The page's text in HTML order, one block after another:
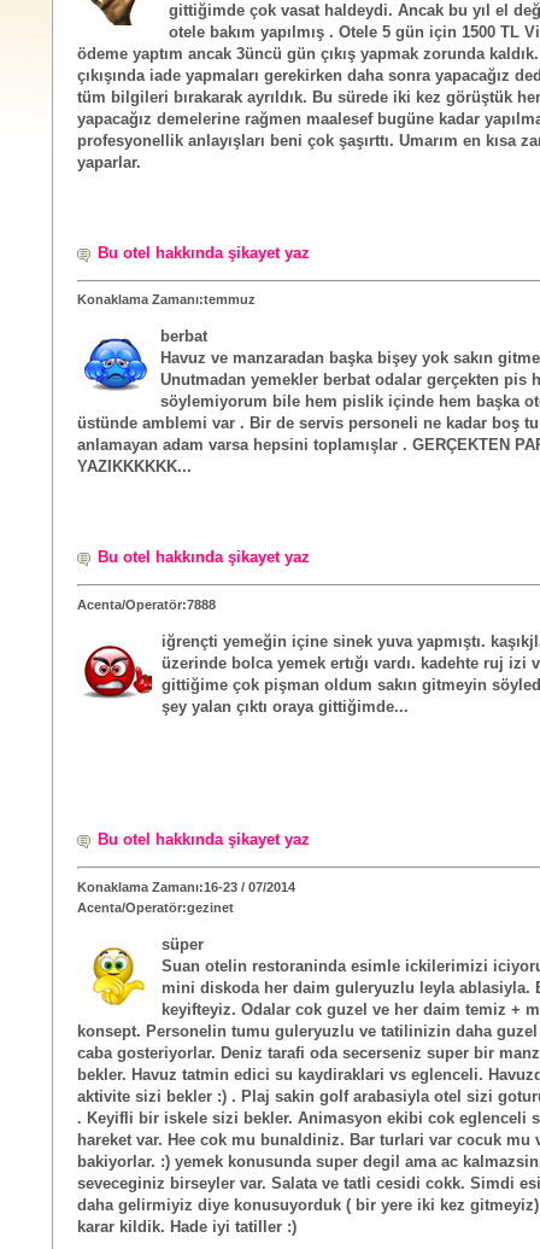
gittiğimde çok vasat haldeydi. Ancak bu yıl el
otele bakım yapılmış . Otele 5 gün için 1500 TL
ödeme yaptım ancak 3üncü gün çıkış yapmak zorunda
çıkışında iade yapmaları gerekirken daha sonra yapacağız
tüm bilgileri bırakarak ayrıldık. Bu sürede iki kez görüştük
yapacağız demelerine rağmen maalesef bugüne kadar
profesyonellik anlayışları beni çok şaşırttı. Umarım en kısa
yaparlar.
Bu otel hakkında şikayet yaz
Konaklama Zamanı:temmuz
berbat
Havuz ve manzaradan başka bişey yok sakın
Unutmadan yemekler berbat odalar gerçekten pis
söylemiyorum bile hem pislik içinde hem başka
üstünde amblemi var . Bir de servis personeli ne kadar boş
anlamayan adam varsa hepsini toplamışlar . GERÇEKTEN
YAZIKKKKKK...
Bu otel hakkında şikayet yaz
Acenta/Operatör:7888
iğrençti yemeğin içine sinek yuva yapmıştı.
üzerinde bolca yemek ertığı vardı. kadehte ruj izi
gittiğime çok pişman oldum sakın gitmeyin
şey yalan çıktı oraya gittiğimde...
Bu otel hakkında şikayet yaz
Konaklama Zamanı:16-23 / 07/2014
Acenta/Operatör:gezinet
süper
Suan otelin restoraninda esimle ickilerimizi
mini diskoda her daim guleryuzlu leyla ablasiyla.
keyifteyiz. Odalar cok guzel ve her daim temiz +
konsept. Personelin tumu guleryuzlu ve tatilinizin daha
caba gosteriyorlar. Deniz tarafi oda secerseniz super bir
bekler. Havuz tatmin edici su kaydiraklari vs eglenceli.
aktivite sizi bekler :) . Plaj sakin golf arabasiyla otel sizi
. Keyifli bir iskele sizi bekler. Animasyon ekibi cok eglenceli
hareket var. Hee cok mu bunaldiniz. Bar turlari var cocuk mu
bakiyorlar. :) yemek konusunda super degil ama ac
seveceginiz birseyler var. Salata ve tatli cesidi cokk. Simdi
daha gelirmiyiz diye konusuyorduk ( bir yere iki kez
karar kildik. Hade iyi tatiller :)